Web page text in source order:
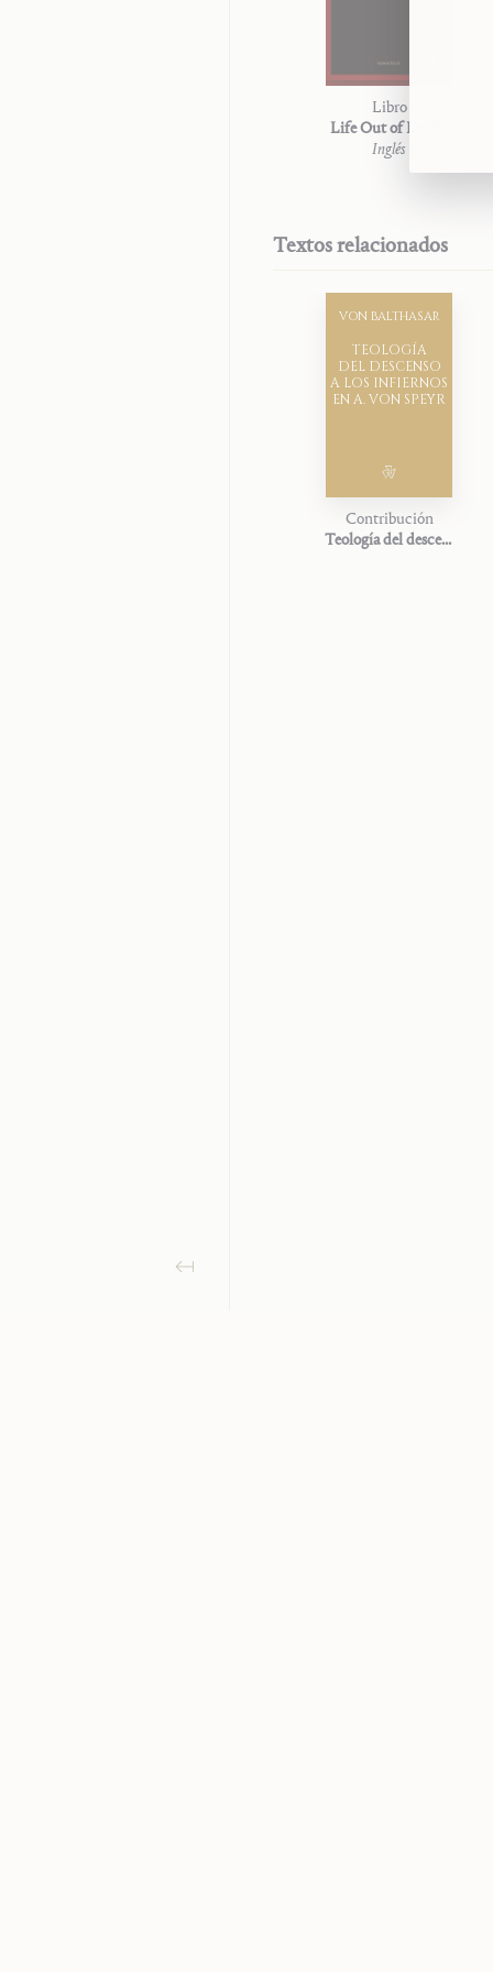
Libro
Life Out of Death
Inglés
Textos relacionados
TEOLOGÍA
DEL DESCENSO
A LOS INFIERNOS
EN A. VON SPEYR
VON BALTHASAR
Contribución
Teología del descenso a los infiernos en A. von Speyr